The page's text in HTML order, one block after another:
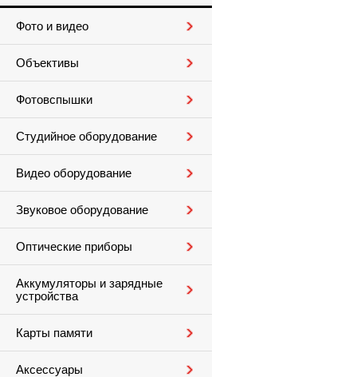
Фото и видео
Объективы
Фотовспышки
Студийное оборудование
Видео оборудование
Звуковое оборудование
Оптические приборы
Аккумуляторы и зарядные
устройства
Карты памяти
Аксессуары